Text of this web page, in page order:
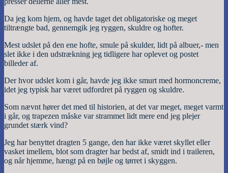
Da jeg kom hjem, og havde taget det obligatoriske og meget
tiltrængte bad, gennemgik jeg ryggen, skuldre og hofter.
Mest udslet på den ene hofte, smule på skulder, lidt på albuer,- men
slet ikke i den udstrækning jeg tidligere har oplevet og postet
billeder af.
Der hvor udslet kom i går, havde jeg ikke smurt med hormoncreme,
idet jeg typisk har været udfordret på ryggen og skuldre.
Som nævnt hører det med til historien, at det var meget, meget varmt
i går, og trapezen måske var strammet lidt mere end jeg plejer
grundet stærk vind?
Jeg har benyttet dragten 5 gange, den har ikke været skyllet eller
vasket imellem, blot som dragter har bedst af, smidt ind i traileren,
og når hjemme, hængt på en bøjle og tørret i skyggen.